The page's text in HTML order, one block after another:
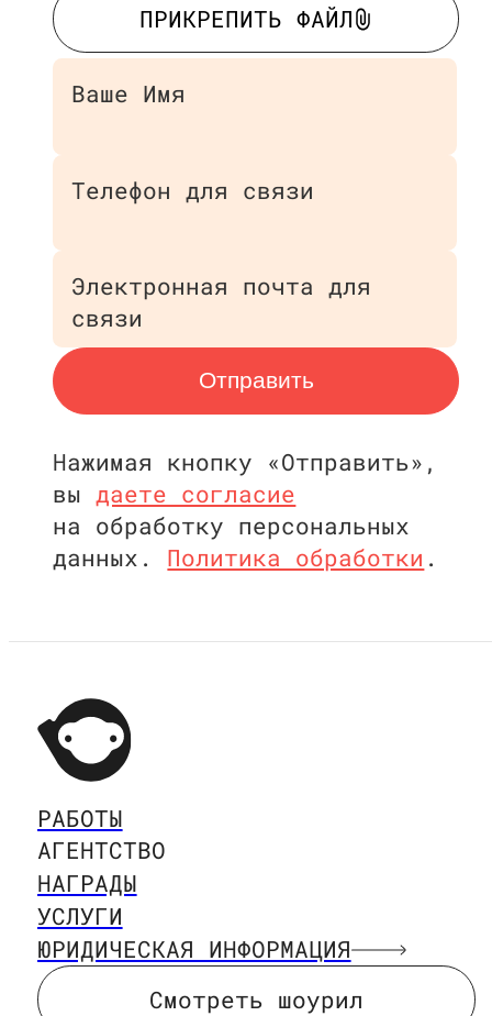
ПРИКРЕПИТЬ ФАЙЛ
ПРИКРЕПИТЬ ФАЙЛ
Ваше Имя
Телефон для связи
Электронная почта для
связи
Отправить
Нажимая кнопку «Отправить»,
вы даете согласие
на обработку персональных
данных.
Политика обработки .
РАБОТЫ
РАБОТЫ
АГЕНТСТВО
АГЕНТСТВО
НАГРАДЫ
НАГРАДЫ
УСЛУГИ
УСЛУГИ
ЮРИДИЧЕСКАЯ ИНФОРМАЦИЯ
ЮРИДИЧЕСКАЯ ИНФОРМАЦИЯ
Смотреть шоурил